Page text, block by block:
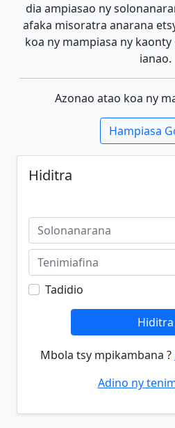
dia ampiasao ny
afaka misoratra anarana
koa ny mampiasa ny kaonty
ianao.
Azonao atao koa ny
Hampiasa
Hiditra
Tadidio
Hiditra
Mbola tsy mpikambana ?
Adino ny